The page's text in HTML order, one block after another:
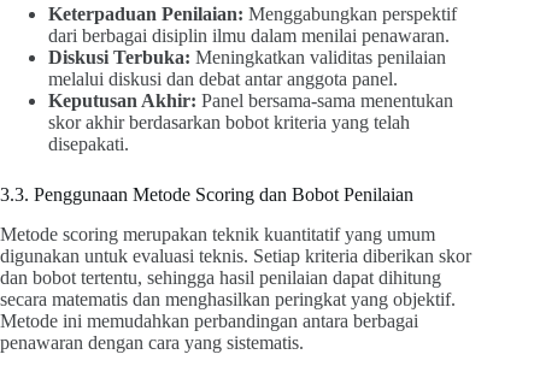
Keterpaduan Penilaian: Menggabungkan perspektif
dari berbagai disiplin ilmu dalam menilai penawaran.
Diskusi Terbuka: Meningkatkan validitas penilaian
melalui diskusi dan debat antar anggota panel.
Keputusan Akhir: Panel bersama-sama menentukan
skor akhir berdasarkan bobot kriteria yang telah
disepakati.
3.3. Penggunaan Metode Scoring dan Bobot Penilaian
Metode scoring merupakan teknik kuantitatif yang umum
digunakan untuk evaluasi teknis. Setiap kriteria diberikan skor
dan bobot tertentu, sehingga hasil penilaian dapat dihitung
secara matematis dan menghasilkan peringkat yang objektif.
Metode ini memudahkan perbandingan antara berbagai
penawaran dengan cara yang sistematis.